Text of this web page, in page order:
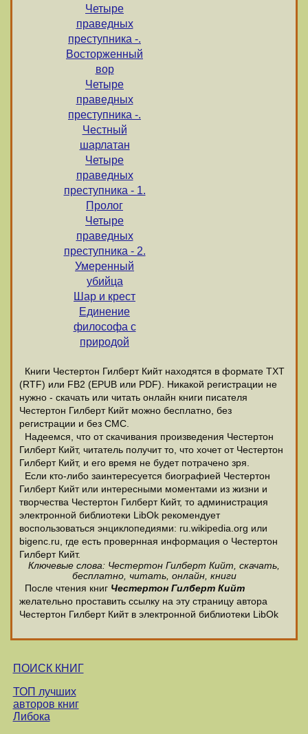
Четыре
праведных
преступника -.
Восторженный
вор
Четыре
праведных
преступника -.
Честный
шарлатан
Четыре
праведных
преступника - 1.
Пролог
Четыре
праведных
преступника - 2.
Умеренный
убийца
Шар и крест
Единение
философа с
природой
Книги Честертон Гилберт Кийт находятся в формате ТХТ
(RTF) или FB2 (EPUB или PDF). Никакой регистрации не
нужно - скачать или читать онлайн книги писателя
Честертон Гилберт Кийт можно бесплатно, без
регистрации и без СМС.
Надеемся, что от скачивания произведения Честертон
Гилберт Кийт, читатель получит то, что хочет от Честертон
Гилберт Кийт, и его время не будет потрачено зря.
Если кто-либо заинтересуется биографией Честертон
Гилберт Кийт или интересными моментами из жизни и
творчества Честертон Гилберт Кийт, то администрация
электронной библиотеки LibOk рекомендует
воспользоваться энциклопедиями: ru.wikipedia.org или
bigenc.ru, где есть провернная информация о Честертон
Гилберт Кийт.
Ключевые слова: Честертон Гилберт Кийт, скачать,
бесплатно, читать, онлайн, книги
После чтения книг Честертон Гилберт Кийт
желательно проставить ссылку на эту страницу автора
Честертон Гилберт Кийт в электронной библиотеки LibOk
ПОИСК КНИГ
ТОП лучших
авторов книг
Либока